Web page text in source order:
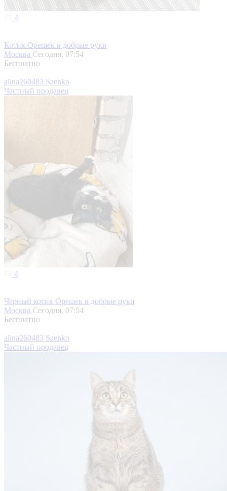
4
Котик Орешек в добрые руки
Москва Сегодня, 07:54
Бесплатно
alina260483 Saenko
Частный продавец
4
Чёрный котик Орешек в добрые руки
Москва Сегодня, 07:54
Бесплатно
alina260483 Saenko
Частный продавец